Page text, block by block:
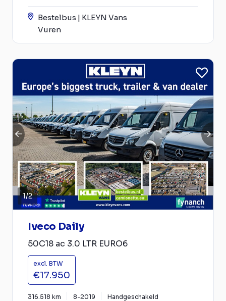
Bestelbus | KLEYN Vans
Vuren
1/2
Iveco Daily
50C18 ac 3.0 LTR EURO6
excl. BTW
€17.950
316.518 km 8-2019 Handgeschakeld